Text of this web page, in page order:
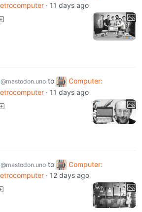
· 11 days ago
@mastodon.uno to
Computer:
· 11 days ago
@mastodon.uno to
Computer:
· 12 days ago